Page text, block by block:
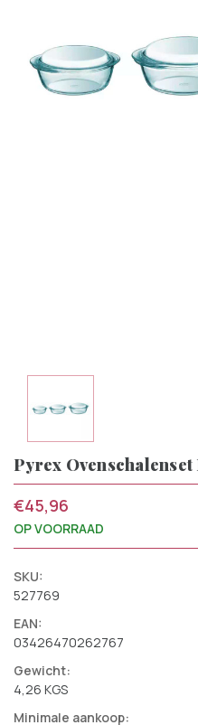
Pyrex
€45,96
OP VOORRAAD
SKU:
527769
EAN:
03426470262767
Gewicht:
4,26 KGS
Minimale aankoop: